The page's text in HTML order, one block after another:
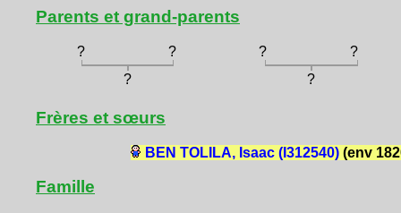
Parents et grand-parents
? ? ?
?
?
?
Frères et sœurs
BEN TOLILA, Isaac (I312540)(env
Famille